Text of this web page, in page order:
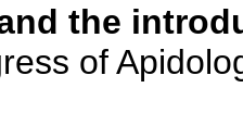
the
of